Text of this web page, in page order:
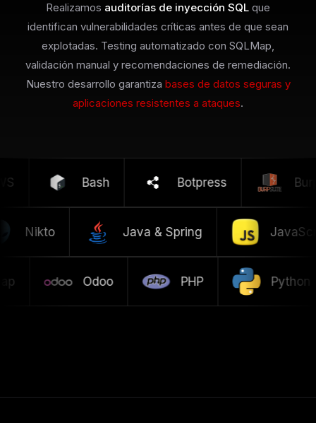
AWS WAF y otros. Sin embargo, un WAF bien configurado
combinado con código seguro es la mejor defensa.
Realizamos auditorías de inyección SQL que
identifican vulnerabilidades críticas antes de que sean
explotadas. Testing automatizado con SQLMap,
validación manual y recomendaciones de remediación.
Nuestro desarrollo garantiza bases de datos seguras y
aplicaciones resistentes a ataques.
Bash Botpress
Nikto Java & Spring
Odoo PHP Python